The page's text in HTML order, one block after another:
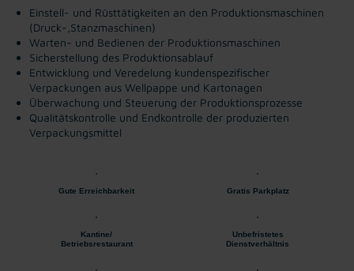
Einstell- und Rüsttätigkeiten an den Produktionsmaschinen
(Druck-,Stanzmaschinen)
Warten- und Bedienen der Produktionsmaschinen
Sicherstellung des Produktionsablauf
Entwicklung und Veredelung kundenspezifischer
Verpackungen aus Wellpappe und Kartonagen
Überwachung und Steuerung der Produktionsprozesse
Qualitätskontrolle und Endkontrolle der produzierten
Verpackungsmittel
Gute Erreichbarkeit Gratis Parkplatz
Kantine/
Betriebsrestaurant
Unbefristetes
Dienstverhältnis